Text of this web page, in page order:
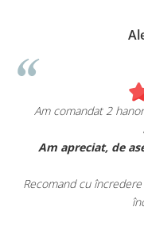
Am comandat 2
Am apreciat, de
Recomand cu